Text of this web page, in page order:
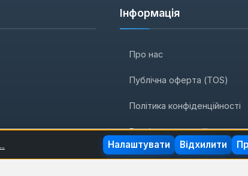
Інформація
Про нас
Публічна оферта (TOS)
Політика конфіденційності
Реквізити компанії
Imprint
Відхилити
Налаштувати